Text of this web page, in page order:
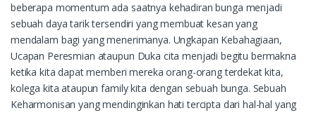
beberapa momentum ada saatnya kehadiran bunga menjadi
sebuah daya tarik tersendiri yang membuat kesan yang
mendalam bagi yang menerimanya. Ungkapan Kebahagiaan,
Ucapan Peresmian ataupun Duka cita menjadi begitu bermakna
ketika kita dapat memberi mereka orang-orang terdekat kita,
kolega kita ataupun family kita dengan sebuah bunga. Sebuah
Keharmonisan yang mendinginkan hati tercipta dari hal-hal yang